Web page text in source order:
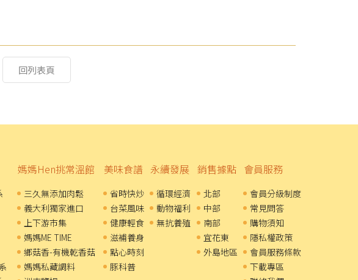
回列表頁
媽媽Hen挑常溫館
三久無添加肉鬆
義大利獨家進口
上下游市集
媽媽ME TIME
鄉菇香-有機乾香菇
媽媽私藏調料
美味食譜
省時快炒
台菜風味
健康輕食
滋補養身
點心時刻
豚科普
永續發展
循環經濟
動物福利
無抗養殖
銷售據點
北部
中部
南部
宜花東
外島地區
會員服務
會員分級制度
常見問答
購物須知
隱私權政策
會員服務條款
下載專區